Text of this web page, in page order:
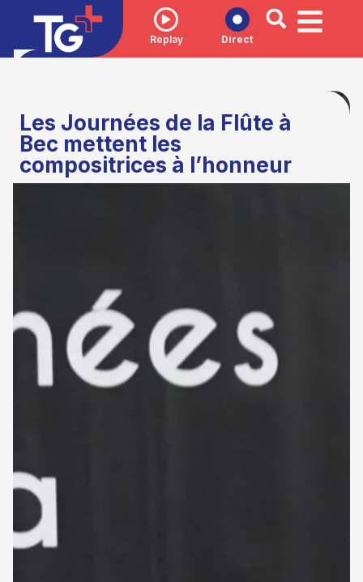
Replay Direct
Les Journées de la Flûte à
Bec mettent les
compositrices à l’honneur